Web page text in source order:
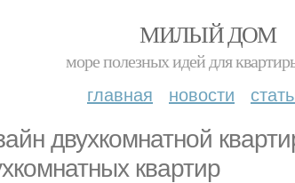
МИЛЫЙ ДОМ
море полезных идей для
главная новости
двухкомнатной
квартир